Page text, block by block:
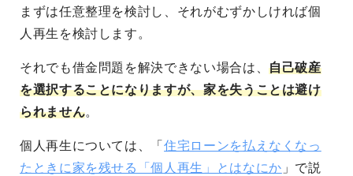
まずは任意整理を検討し、それがむずかしければ個
人再生を検討します。
それでも借金問題を解決できない場合は、自己破産
を選択することになりますが、家を失うことは避け
られません。
個人再生については、「住宅ローンを払えなくなっ
たときに家を残せる「個人再生」とはなにか 」で説